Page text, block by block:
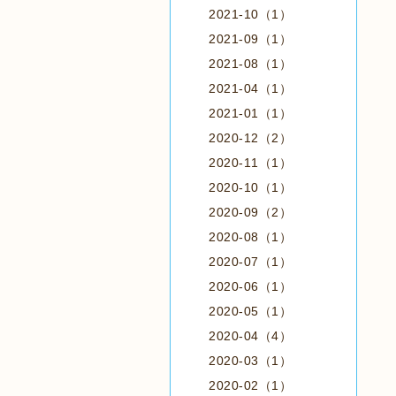
2021-10（1）
2021-09（1）
2021-08（1）
2021-04（1）
2021-01（1）
2020-12（2）
2020-11（1）
2020-10（1）
2020-09（2）
2020-08（1）
2020-07（1）
2020-06（1）
2020-05（1）
2020-04（4）
2020-03（1）
2020-02（1）